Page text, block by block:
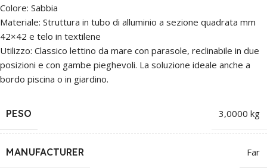
Colore: Sabbia
Materiale: Struttura in tubo di alluminio a sezione quadrata mm
42×42 e telo in textilene
Utilizzo: Classico lettino da mare con parasole, reclinabile in due
posizioni e con gambe pieghevoli. La soluzione ideale anche a
bordo piscina o in giardino.
PESO 3,0000 kg
MANUFACTURER Far